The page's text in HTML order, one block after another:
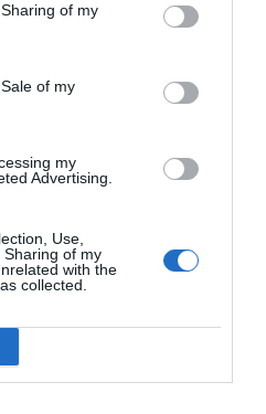
of my
of my
my
Advertising.
Use,
of my
with the
collected.
el seu volum de
aproximadament a
d'Economia,
Jaume
el juny de
del 2021 van ser
si bé el gruix va anar cap
especialitzada en la
de coure i els seus
envasos metàl·lics,
i conductors especials.